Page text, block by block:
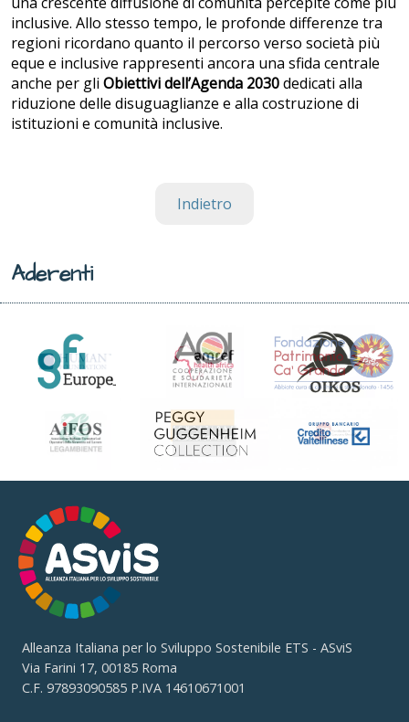
inclusive. Allo stesso tempo, le profonde differenze tra
regioni ricordano quanto il percorso verso società più
eque e inclusive rappresenti ancora una sfida centrale
anche per gli Obiettivi dell’Agenda 2030dedicati alla
riduzione delle disuguaglianze e alla costruzione di
istituzioni e comunità inclusive.
Indietro
Aderenti
Alleanza Italiana per lo Sviluppo Sostenibile ETS - ASviS
Via Farini 17, 00185 Roma
C.F. 97893090585 P.IVA 14610671001